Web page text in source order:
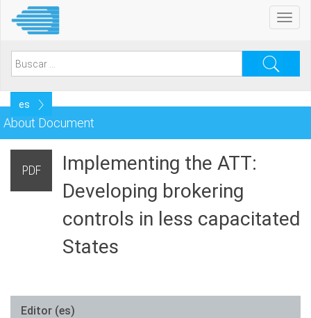
contenido
principal
Search
Select
language
About Document
PDF
Implementing the ATT:
Developing brokering
controls in less capacitated
States
Editor (es)